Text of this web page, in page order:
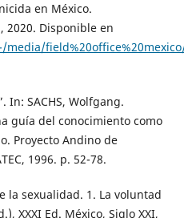
en México.
2020. Disponible en
In: SACHS, Wolfgang.
guía del conocimiento como
Proyecto Andino de
1996. p. 52-78.
la sexualidad. 1. La voluntad
XXXI Ed. México, Siglo XXI,